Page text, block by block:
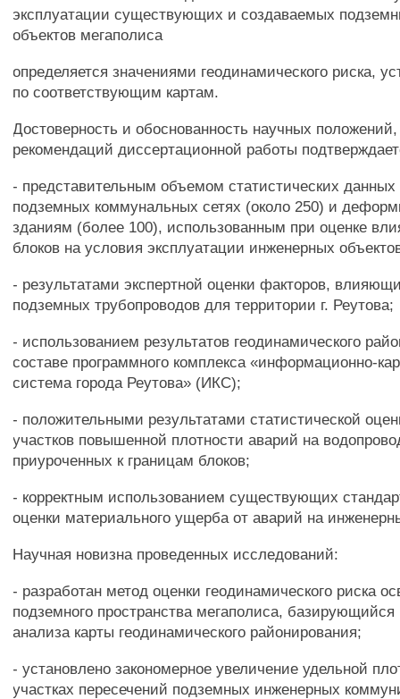
эксплуатации существующих и создаваемых
объектов мегаполиса
определяется значениями геодинамического риска,
по соответствующим картам.
Достоверность и обоснованность научных
рекомендаций диссертационной работы
- представительным объемом статистических
подземных коммунальных сетях (около 250) и
зданиям (более 100), использованным при оценке
блоков на условия эксплуатации инженерных
- результатами экспертной оценки факторов,
подземных трубопроводов для территории г. Реутова;
- использованием результатов геодинамического
составе программного комплекса «информационно-
система города Реутова» (ИКС);
- положительными результатами статистической
участков повышенной плотности аварий на
приуроченных к границам блоков;
- корректным использованием существующих
оценки материального ущерба от аварий на
Научная новизна проведенных исследований:
- разработан метод оценки геодинамического риска
подземного пространства мегаполиса, базирующийся
анализа карты геодинамического районирования;
- установлено закономерное увеличение удельной
участках пересечений подземных инженерных